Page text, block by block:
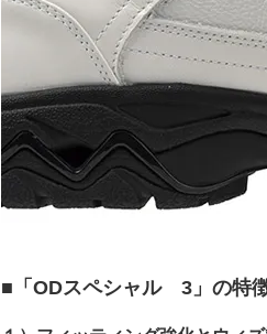
■「ODスペシャル 3」の特